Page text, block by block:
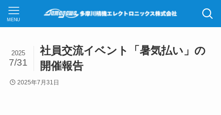
MENU
社員交流イベント「暑気払い」の
開催報告
2025
7/31
2025年7月31日